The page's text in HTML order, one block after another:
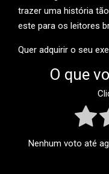
trazer uma história
este para os leitores
Quer adquirir o seu
O que
Nenhum voto até